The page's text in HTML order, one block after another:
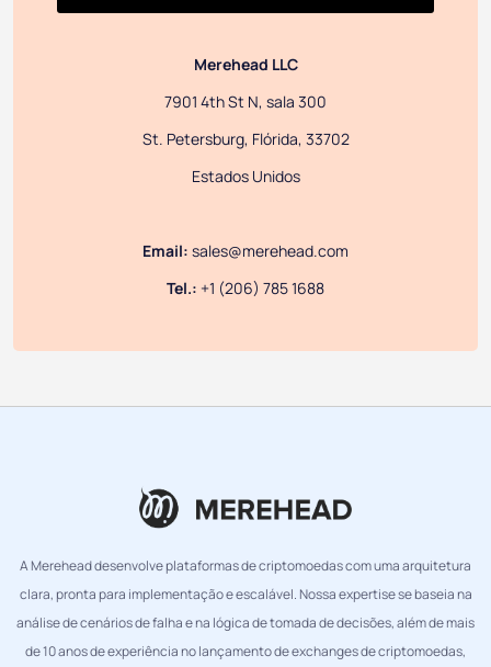
Merehead LLC
7901 4th St N, sala 300
St. Petersburg, Flórida, 33702
Estados Unidos
Email: sales@merehead.com
Tel.: +1 (206) 785 1688
A Merehead desenvolve plataformas de criptomoedas com uma arquitetura
clara, pronta para implementação e escalável. Nossa expertise se baseia na
análise de cenários de falha e na lógica de tomada de decisões, além de mais
de 10 anos de experiência no lançamento de exchanges de criptomoedas,